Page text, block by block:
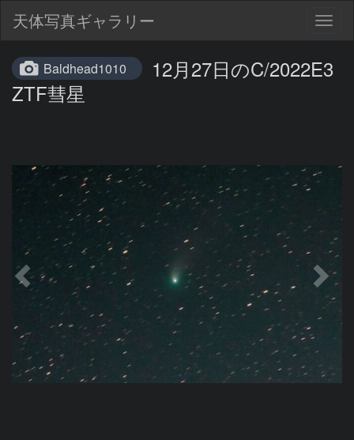
天体写真ギャラリー
Baldhead1010
12月27日のC/2022E3
ZTF彗星